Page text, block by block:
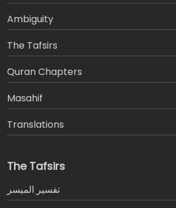
Ambiguity
The Tafsirs
َQuran Chapters
Masahif
Translations
The Tafsirs
تفسير المیسر